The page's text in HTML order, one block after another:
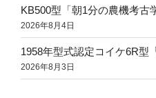
KB500型「朝1分の農機考古
2026年8月4日
1958年型式認定コイケ6R型
2026年8月3日